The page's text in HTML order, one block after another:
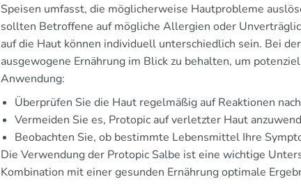
Speisen umfasst, die möglicherweise Hautprobleme
sollten Betroffene auf mögliche Allergien oder
auf die Haut können individuell unterschiedlich sein. Bei
ausgewogene Ernährung im Blick zu behalten, um
Anwendung:
Überprüfen Sie die Haut regelmäßig auf Reaktionen
Vermeiden Sie es, Protopic auf verletzter Haut
Beobachten Sie, ob bestimmte Lebensmittel Ihre
Die Verwendung der Protopic Salbe ist eine wichtige
Kombination mit einer gesunden Ernährung optimale